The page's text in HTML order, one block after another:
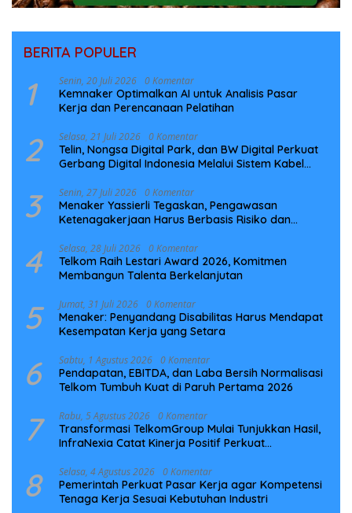
BERITA POPULER
1 Senin, 20 Juli 2026 0 Komentar
Kemnaker Optimalkan AI untuk Analisis Pasar
Kerja dan Perencanaan Pelatihan
2 Selasa, 21 Juli 2026 0 Komentar
Telin, Nongsa Digital Park, dan BW Digital Perkuat
Gerbang Digital Indonesia Melalui Sistem Kabel
3 Senin, 27 Juli 2026 0 Komentar
Menaker Yassierli Tegaskan, Pengawasan
Ketenagakerjaan Harus Berbasis Risiko dan
4 Selasa, 28 Juli 2026 0 Komentar
Telkom Raih Lestari Award 2026, Komitmen
Membangun Talenta Berkelanjutan
5 Jumat, 31 Juli 2026 0 Komentar
Menaker: Penyandang Disabilitas Harus Mendapat
Kesempatan Kerja yang Setara
6 Sabtu, 1 Agustus 2026 0 Komentar
Pendapatan, EBITDA, dan Laba Bersih Normalisasi
Telkom Tumbuh Kuat di Paruh Pertama 2026
7 Rabu, 5 Agustus 2026 0 Komentar
Transformasi TelkomGroup Mulai Tunjukkan Hasil,
InfraNexia Catat Kinerja Positif Perkuat
8 Selasa, 4 Agustus 2026 0 Komentar
Pemerintah Perkuat Pasar Kerja agar Kompetensi
Tenaga Kerja Sesuai Kebutuhan Industri